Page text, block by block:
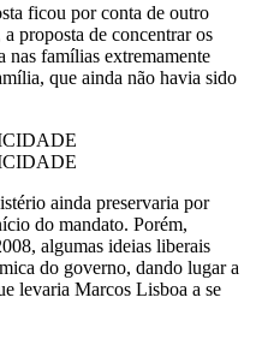
ficou por conta de outro
proposta de concentrar os
nas famílias extremamente
que ainda não havia sido
ainda preservaria por
do mandato. Porém,
algumas ideias liberais
do governo, dando lugar a
levaria Marcos Lisboa a se